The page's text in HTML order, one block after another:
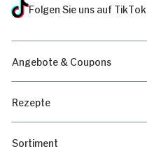
Folgen Sie uns auf TikTok
Angebote & Coupons
Rezepte
Sortiment